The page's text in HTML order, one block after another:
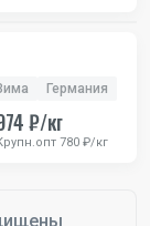
Германия
₽/кг
780 ₽/кг